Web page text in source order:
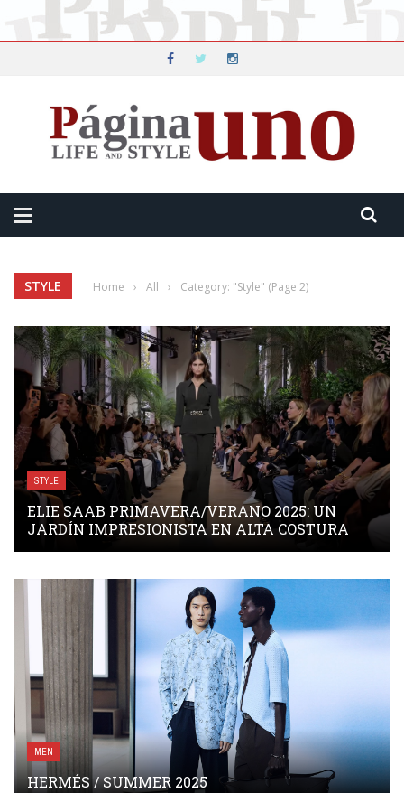
STYLE Home › All › Category: "Style" (Page 2)
STYLE
ELIE SAAB PRIMAVERA/VERANO 2025: UN
JARDÍN IMPRESIONISTA EN ALTA COSTURA
MEN
HERMÉS / SUMMER 2025